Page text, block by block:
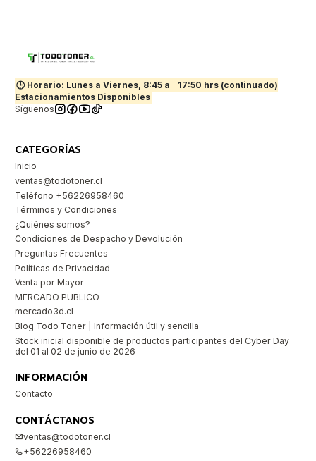
🕒 Horario: Lunes a Viernes, 8:45 a
17:50 hrs (continuado)
Estacionamientos Disponibles
Síguenos
CATEGORÍAS
Inicio
ventas@todotoner.cl
Teléfono +56226958460
Términos y Condiciones
¿Quiénes somos?
Condiciones de Despacho y Devolución
Preguntas Frecuentes
Políticas de Privacidad
Venta por Mayor
MERCADO PUBLICO
mercado3d.cl
Blog Todo Toner | Información útil y sencilla
Stock inicial disponible de productos participantes del Cyber Day
del 01 al 02 de junio de 2026
INFORMACIÓN
Contacto
CONTÁCTANOS
ventas@todotoner.cl
+56226958460